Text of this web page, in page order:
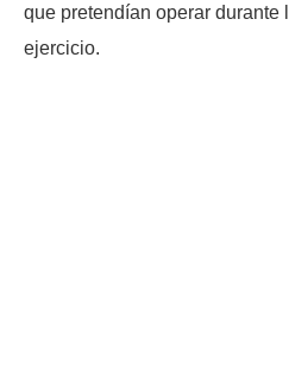
que pretendían operar durante
ejercicio.